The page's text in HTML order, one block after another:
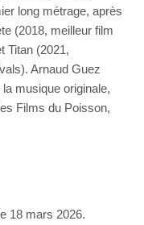
long métrage, après
(2018, meilleur film
Titan (2021,
Arnaud Guez
musique originale,
Films du Poisson,
18 mars 2026.